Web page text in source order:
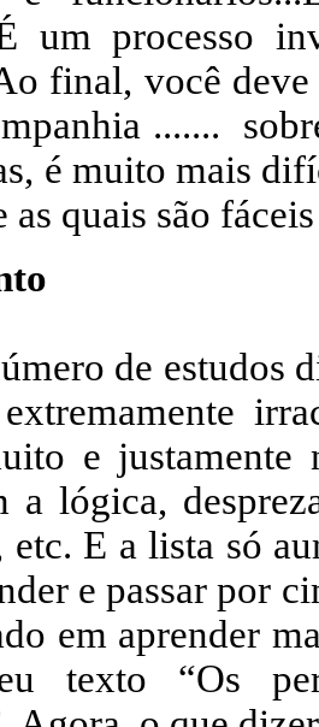
um processo
final, você deve
.......
é muito mais
as quais são
de estudos
extremamente
e justamente
a lógica,
E a lista só
e passar por
em aprender
texto “Os